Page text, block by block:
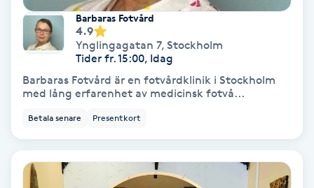
Spa manikyr & pedikyr
Spa-pedikyr
Spraytan
Stylist
Barbaras Fotvård
4.9
Ynglingagatan 7, Stockholm
Tider fr. 15:00, Idag
Barbaras Fotvård är en fotvårdklinik i Stockholm
med lång erfarenhet av medicinsk fotvå...
Betala senare Presentkort